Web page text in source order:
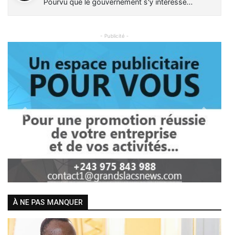
Pourvu que le gouvernement s'y intéresse...
- Publicité -
Previous Next
À NE PAS MANQUER